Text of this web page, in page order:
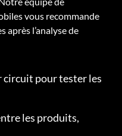
vous recommande
après l’analyse de
circuit pour tester les
les produits,